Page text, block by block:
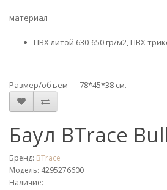
материал
ПВХ литой 630-650 гр/м2, ПВХ
Размер/объем — 78*45*38 см.
Баул BTrace
Бренд: BTrace
Модель: 4295276600
Наличие: